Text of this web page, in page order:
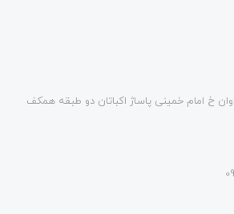
خ امام خمینی پاساژ اکباتان دو طبقه همکف